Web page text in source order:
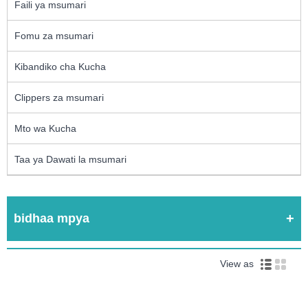
Faili ya msumari
Fomu za msumari
Kibandiko cha Kucha
Clippers za msumari
Mto wa Kucha
Taa ya Dawati la msumari
bidhaa mpya
View as